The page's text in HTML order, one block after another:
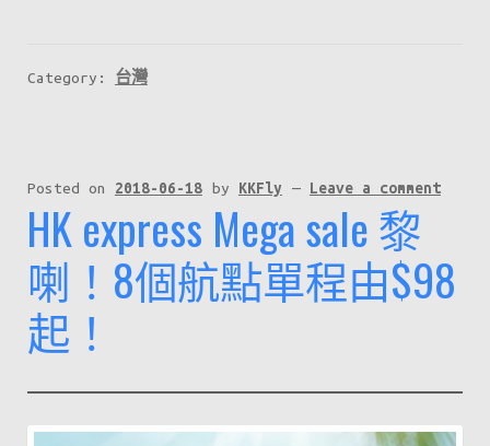
Category: 台灣
Posted on 2018-06-18 by KKFly — Leave a comment
HK express Mega sale 黎
喇！8個航點單程由$98
起！